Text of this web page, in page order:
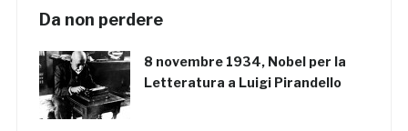
Da non perdere
8 novembre 1934, Nobel per la
Letteratura a Luigi Pirandello